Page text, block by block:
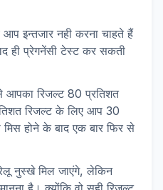
इन्तजार नही करना चाहते हैं
ही प्रेगनेंसी टेस्ट कर सकती
आपका रिजल्ट 80 प्रतिशत
रिजल्ट के लिए आप 30
मिस होने के बाद एक बार फिर से
नुस्खे मिल जाएंगे, लेकिन